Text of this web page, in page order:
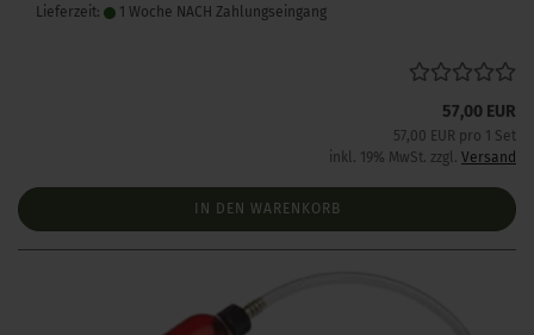
Lieferzeit: 1 Woche NACH Zahlungseingang
57,00 EUR
57,00 EUR pro 1 Set
inkl. 19% MwSt. zzgl. Versand
IN DEN WARENKORB